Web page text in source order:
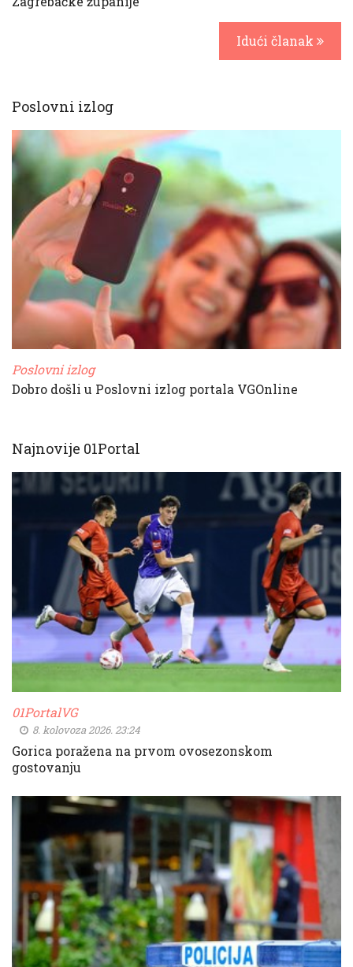
Idući članak
Poslovni izlog
Poslovni izlog
Dobro došli u Poslovni izlog portala VGOnline
Najnovije 01Portal
01PortalVG
8. kolovoza 2026. 23:24
Gorica poražena na prvom ovosezonskom
gostovanju